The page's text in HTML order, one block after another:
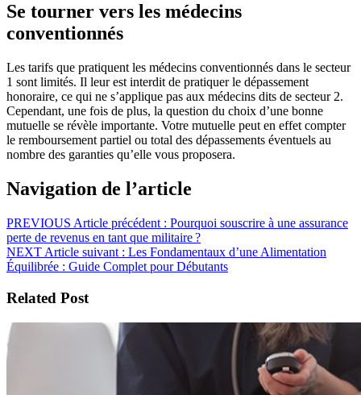
Se tourner vers les médecins
conventionnés
Les tarifs que pratiquent les médecins conventionnés dans le secteur
1 sont limités. Il leur est interdit de pratiquer le dépassement
honoraire, ce qui ne s’applique pas aux médecins dits de secteur 2.
Cependant, une fois de plus, la question du choix d’une bonne
mutuelle se révèle importante. Votre mutuelle peut en effet compter
le remboursement partiel ou total des dépassements éventuels au
nombre des garanties qu’elle vous proposera.
Navigation de l’article
PREVIOUS Article précédent : Pourquoi souscrire à une assurance
perte de revenus en tant que militaire ?
NEXT Article suivant : Les Fondamentaux d’une Alimentation
Équilibrée : Guide Complet pour Débutants
Related Post